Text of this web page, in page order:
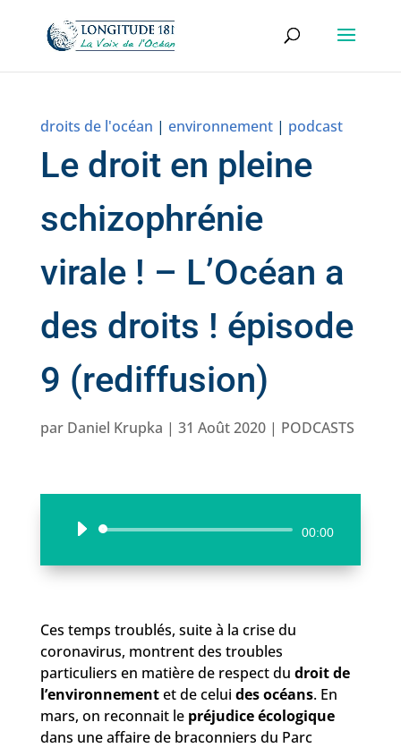
droits de l'océan | environnement| podcast
Le droit en pleine
schizophrénie
virale ! – L’Océan a
des droits ! épisode
9 (rediffusion)
par Daniel Krupka | 31 Août 2020| PODCASTS
Lecteur
00:00
Ces temps troublés, suite à la crise du
coronavirus, montrent des troubles
particuliers en matière de respect du droit de
l’environnementet de celui des océans. En
mars, on reconnait le préjudice écologique
dans une affaire de braconniers du Parc